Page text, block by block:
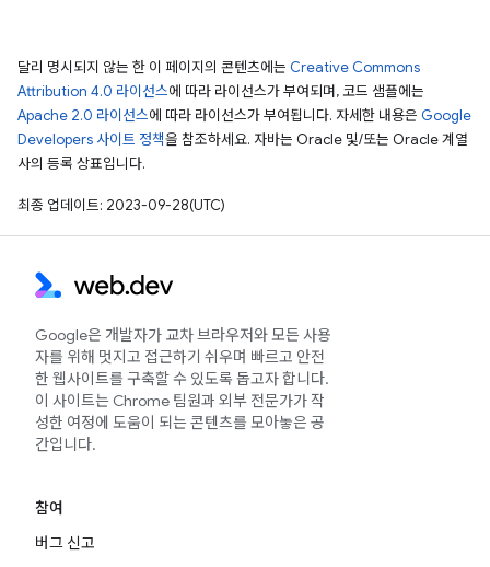
달리 명시되지 않는 한 이 페이지의 콘텐츠에는 Creative Commons
Attribution 4.0 라이선스에 따라 라이선스가 부여되며, 코드 샘플에는
Apache 2.0 라이선스에 따라 라이선스가 부여됩니다. 자세한 내용은 Google
Developers 사이트 정책을 참조하세요. 자바는 Oracle 및/또는 Oracle 계열
사의 등록 상표입니다.
최종 업데이트: 2023-09-28(UTC)
Google은 개발자가 교차 브라우저와 모든 사용
자를 위해 멋지고 접근하기 쉬우며 빠르고 안전
한 웹사이트를 구축할 수 있도록 돕고자 합니다.
이 사이트는 Chrome 팀원과 외부 전문가가 작
성한 여정에 도움이 되는 콘텐츠를 모아놓은 공
간입니다.
참여
버그 신고